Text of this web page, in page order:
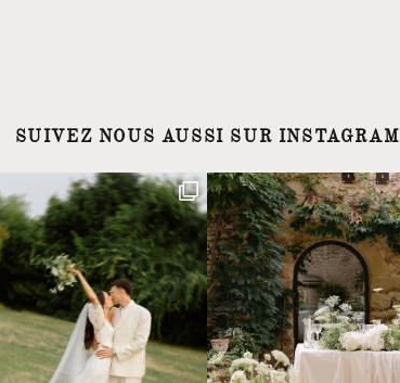
SUIVEZ NOUS AUSSI SUR INSTAGRAM